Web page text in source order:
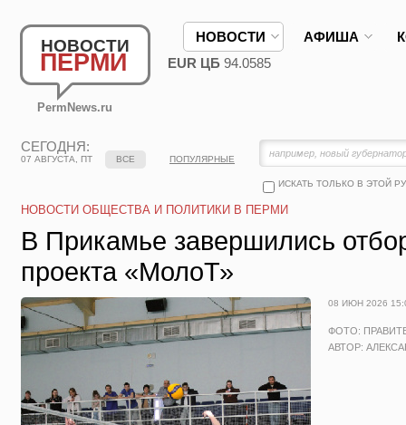
НОВОСТИ
ПЕРМИ
PermNews.ru
НОВОСТИ АФИША
EUR ЦБ 94.0585
СЕГОДНЯ:
07 АВГУСТА, ПТ
ИСКАТЬ ТОЛЬКО В ЭТОЙ
ВСЕ ПОПУЛЯРНЫЕ
НОВОСТИ ОБЩЕСТВА И ПОЛИТИКИ В ПЕРМИ
В Прикамье завершились
проекта «МолоТ»
08 ИЮН 2026
ФОТО:
АВТОР: